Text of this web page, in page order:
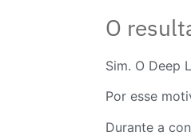
O
Sim. O Deep
Por esse
Durante a